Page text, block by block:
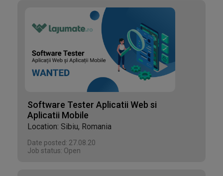
Software Tester Aplicatii Web si
Aplicatii Mobile
Location: Sibiu, Romania
Date posted: 27.08.20
Job status: Open